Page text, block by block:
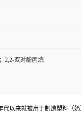
2,2-双对酚丙烷
以来就被用于制造塑料（